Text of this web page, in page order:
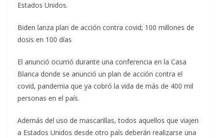
Estados Unidos.
Biden lanza plan de acción contra covid; 100 millones de
dosis en 100 días
El anunció ocurrió durante una conferencia en la Casa
Blanca donde se anunció un plan de acción contra el
covid, pandemia que ya cobró la vida de más de 400 mil
personas en el país.
Además del uso de mascarillas, todos aquellos que viajen
a Estados Unidos desde otro país deberán realizarse una